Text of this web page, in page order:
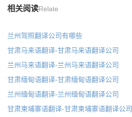
相关阅读Relate
兰州驾照翻译公司有哪些
甘肃马来语翻译-甘肃马来语翻译公司
兰州马来语翻译-兰州马来语翻译公司
甘肃缅甸语翻译-甘肃缅甸语翻译公司
兰州缅甸语翻译-兰州缅甸语翻译公司
甘肃柬埔寨语翻译-甘肃柬埔寨语翻译公司